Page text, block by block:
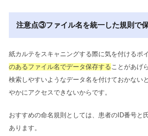
注意点③ファイル名を統一した規則で
紙カルテをスキャニングする際に気を付けるポ
のあるファイル名でデータ保存することがあげ
検索しやすいようなデータ名を付けておかない
やかにアクセスできないからです。
おすすめの命名規則としては、患者のID番号と
あります。